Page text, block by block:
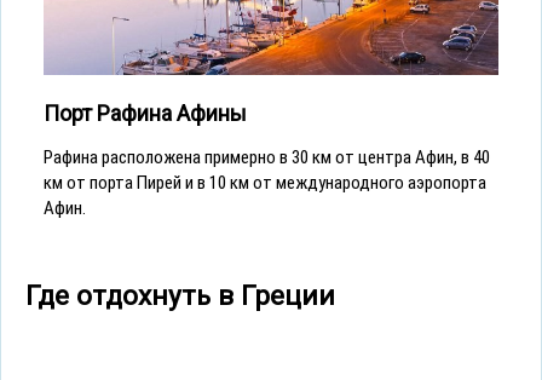
Порт Рафина Афины
Рафина расположена примерно в 30 км от центра Афин, в 40
км от порта Пирей и в 10 км от международного аэропорта
Афин.
Где отдохнуть в Греции